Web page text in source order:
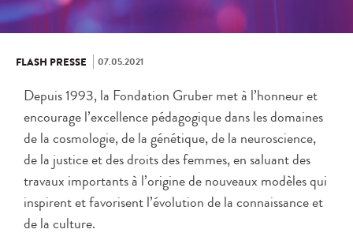
FLASH PRESSE 07.05.2021
Depuis 1993, la Fondation Gruber met à l’honneur et
encourage l’excellence pédagogique dans les domaines
de la cosmologie, de la génétique, de la neuroscience,
de la justice et des droits des femmes, en saluant des
travaux importants à l’origine de nouveaux modèles qui
inspirent et favorisent l’évolution de la connaissance et
de la culture.